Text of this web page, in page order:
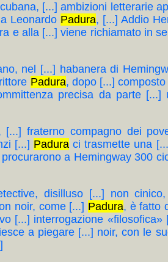
[...] ambizioni letterarie
Leonardo Padura, [...] Addio
e alla [...] viene richiamato in
nel [...] habanera di
Padura, dopo [...]
precisa da parte [...]
fraterno compagno dei
[...] Paduraci trasmette una
a Hemingway 300
disilluso [...] non
noir, come [...] Padura, è fatto
[...] interrogazione
a piegare [...] noir, con le